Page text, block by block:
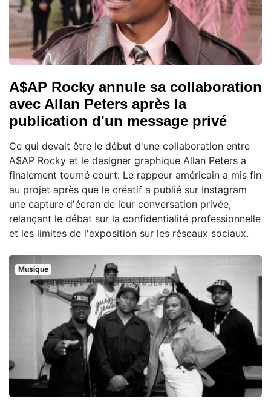
A$AP Rocky annule sa collaboration
avec Allan Peters après la
publication d'un message privé
Ce qui devait être le début d'une collaboration entre
A$AP Rocky et le designer graphique Allan Peters a
finalement tourné court. Le rappeur américain a mis fin
au projet après que le créatif a publié sur Instagram
une capture d'écran de leur conversation privée,
relançant le débat sur la confidentialité professionnelle
et les limites de l'exposition sur les réseaux sociaux.
Musique